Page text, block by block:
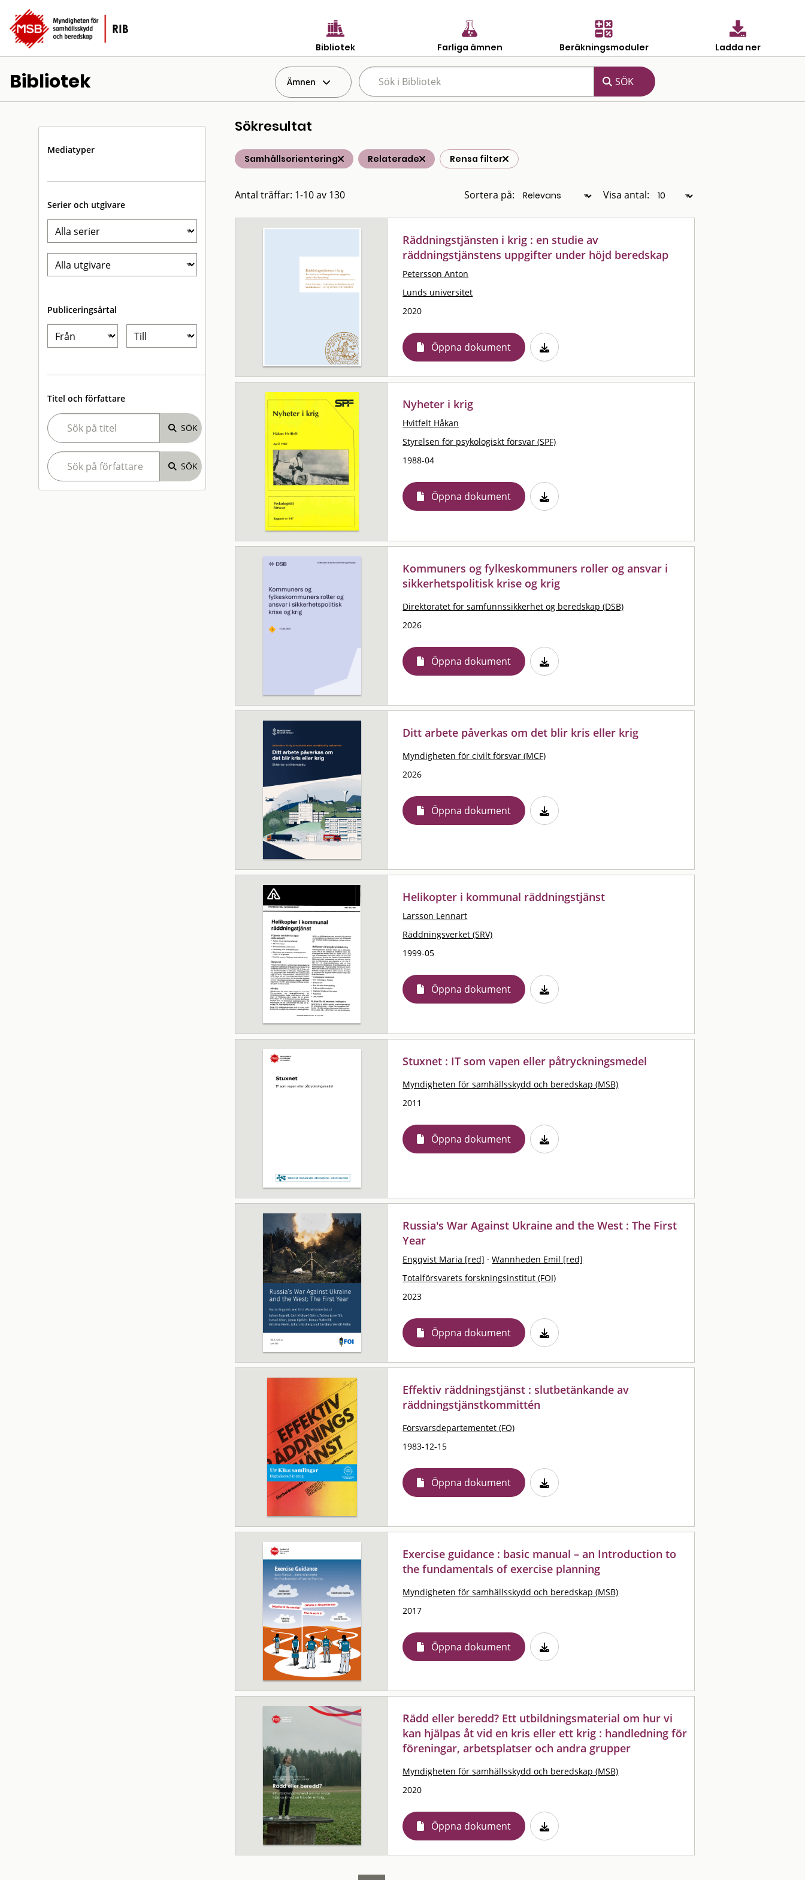
Bibliotek Farliga ämnen Beräkningsmoduler Ladda ner
Bibliotek Ämnen
Mediatyper
Serier och utgivare
Publiceringsårtal
Titel och författare
Sökresultat
Samhällsorientering Relaterade Rensa filter
Antal träffar: 1-10 av 130 Sortera på: Visa antal:
Räddningstjänsten i krig : en studie av
räddningstjänstens uppgifter under höjd beredskap
Petersson Anton
Lunds universitet
2020
Öppna dokument
Nyheter i krig
Hvitfelt Håkan
Styrelsen för psykologiskt försvar (SPF)
1988-04
Öppna dokument
Kommuners og fylkeskommuners roller og ansvar i
sikkerhetspolitisk krise og krig
Direktoratet for samfunnssikkerhet og beredskap (DSB)
2026
Öppna dokument
Ditt arbete påverkas om det blir kris eller krig
Myndigheten för civilt försvar (MCF)
2026
Öppna dokument
Helikopter i kommunal räddningstjänst
Larsson Lennart
Räddningsverket (SRV)
1999-05
Öppna dokument
Stuxnet : IT som vapen eller påtryckningsmedel
Myndigheten för samhällsskydd och beredskap (MSB)
2011
Öppna dokument
Russia's War Against Ukraine and the West : The First
Year
Engqvist Maria [red] · Wannheden Emil [red]
Totalförsvarets forskningsinstitut (FOI)
2023
Öppna dokument
Effektiv räddningstjänst : slutbetänkande av
räddningstjänstkommittén
Försvarsdepartementet (FÖ)
1983-12-15
Öppna dokument
Exercise guidance : basic manual – an Introduction to
the fundamentals of exercise planning
Myndigheten för samhällsskydd och beredskap (MSB)
2017
Öppna dokument
Rädd eller beredd? Ett utbildningsmaterial om hur vi
kan hjälpas åt vid en kris eller ett krig : handledning för
föreningar, arbetsplatser och andra grupper
Myndigheten för samhällsskydd och beredskap (MSB)
2020
Öppna dokument